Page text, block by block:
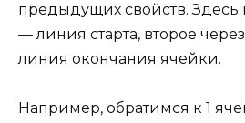
предыдущих свойств. Здесь
— линия старта, второе
линия окончания ячейки.
Например, обратимся к 1